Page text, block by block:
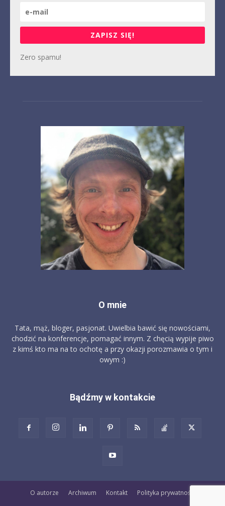
ZAPISZ SIĘ!
Zero spamu!
O mnie
Tata, mąż, bloger, pasjonat. Uwielbia bawić się nowościami,
chodzić na konferencje, pomagać innym. Z chęcią wypije piwo
z kimś kto ma na to ochotę a przy okazji porozmawia o tym i
owym :)
Bądźmy w kontakcie
O autorze Archiwum Kontakt Polityka prywatności